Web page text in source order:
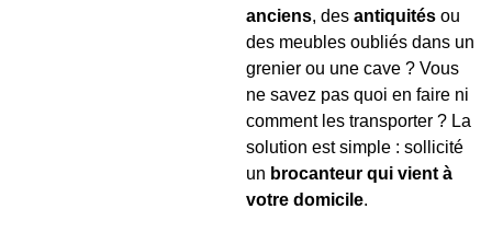
anciens, des antiquités ou
des meubles oubliés dans un
grenier ou une cave ? Vous
ne savez pas quoi en faire ni
comment les transporter ? La
solution est simple : sollicité
un brocanteur qui vient à
votre domicile.